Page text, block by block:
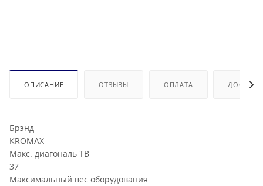
ОПИСАНИЕ ОТЗЫВЫ ОПЛАТА
Брэнд
KROMAX
Макс. диагональ ТВ
37
Максимальный вес оборудования